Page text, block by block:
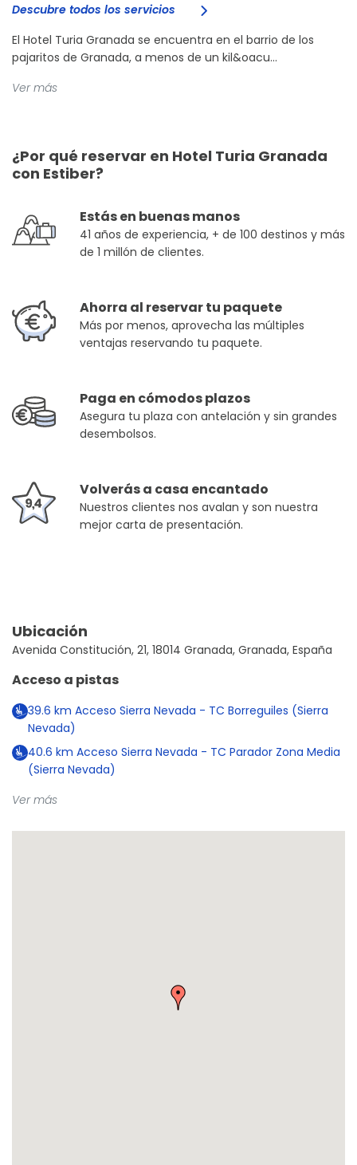
Descubre todos los servicios
El Hotel Turia Granada se encuentra en el barrio de los
pajaritos de Granada, a menos de un kil&oacu...
Ver más
¿Por qué reservar en Hotel Turia Granada
con Estiber?
Estás en buenas manos
41 años de experiencia, + de 100 destinos y más
de 1 millón de clientes.
Ahorra al reservar tu paquete
Más por menos, aprovecha las múltiples
ventajas reservando tu paquete.
Paga en cómodos plazos
Asegura tu plaza con antelación y sin grandes
desembolsos.
Volverás a casa encantado
Nuestros clientes nos avalan y son nuestra
mejor carta de presentación.
Ubicación
Avenida Constitución, 21, 18014 Granada, Granada, España
Acceso a pistas
39.6 km Acceso Sierra Nevada - TC Borreguiles (Sierra
Nevada)
40.6 km Acceso Sierra Nevada - TC Parador Zona Media
(Sierra Nevada)
Ver más